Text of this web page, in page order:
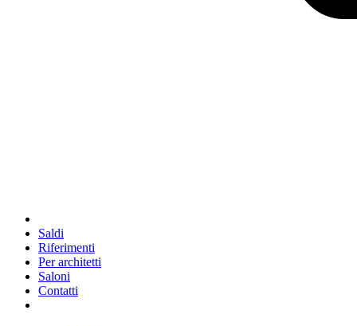
Saldi
Riferimenti
Per architetti
Saloni
Contatti